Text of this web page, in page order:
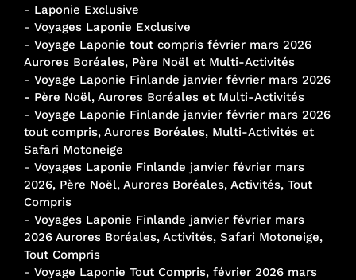
- Laponie Exclusive
- Voyages Laponie Exclusive
- Voyage Laponie tout compris février mars 2026
Aurores Boréales, Père Noël et Multi-Activités
- Voyage Laponie Finlande janvier février mars 2026
- Père Noël, Aurores Boréales et Multi-Activités
- Voyage Laponie Finlande janvier février mars 2026
tout compris, Aurores Boréales, Multi-Activités et
Safari Motoneige
- Voyages Laponie Finlande janvier février mars
2026, Père Noël, Aurores Boréales, Activités, Tout
Compris
- Voyages Laponie Finlande janvier février mars
2026 Aurores Boréales, Activités, Safari Motoneige,
Tout Compris
- Voyage Laponie Tout Compris, février 2026 mars